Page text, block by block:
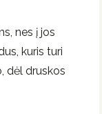
nes į jos
kuris turi
dėl druskos